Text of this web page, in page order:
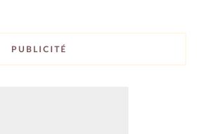
PUBLICITÉ